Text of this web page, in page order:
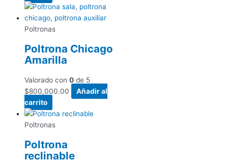
Poltronas
Poltrona Chicago
Amarilla
Valorado con 0 de 5
$800,000.00
Añadir al
carrito
Poltronas
Poltrona
reclinable